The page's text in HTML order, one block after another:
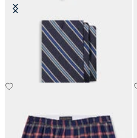
Regimentalkrawatte aus Seide